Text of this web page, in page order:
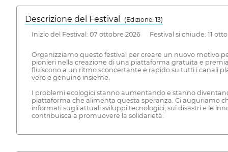
Descrizione del Festival
( Edizione: 13)
Inizio del Festival: 07 ottobre 2026 Festival si chiude: 11
Organizziamo questo festival per creare un nuovo motivo
pionieri nella creazione di una piattaforma gratuita e
fluiscono a un ritmo sconcertante e rapido su tutti i canali
vero e genuino insieme.
I problemi ecologici stanno aumentando e stanno
piattaforma che alimenta questa speranza. Ci auguriamo
informati sugli attuali sviluppi tecnologici, sui disastri e le
contribuisca a promuovere la solidarietà.